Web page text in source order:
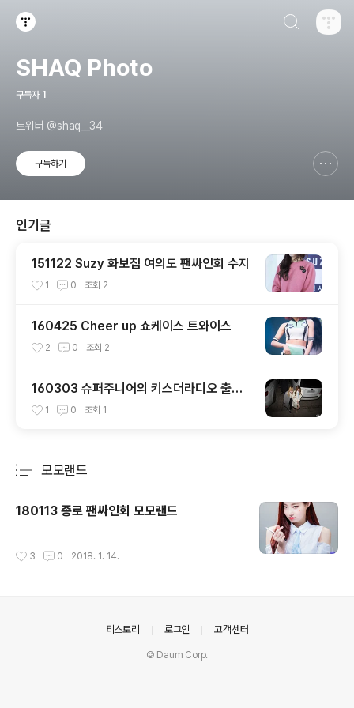
SHAQ Photo
구독자 1
트위터 @shaq__34
구독하기
인기글
151122 Suzy 화보집 여의도 팬싸인회 수지
1 0 조회 2
160425 Cheer up 쇼케이스 트와이스
2 0 조회 2
160303 슈퍼주니어의 키스더라디오 출근
길 모모 사나
1 0 조회 1
모모랜드
180113 종로 팬싸인회 모모랜드
3 0 2018. 1. 14.
티스토리 로그인 고객센터
© Daum Corp.